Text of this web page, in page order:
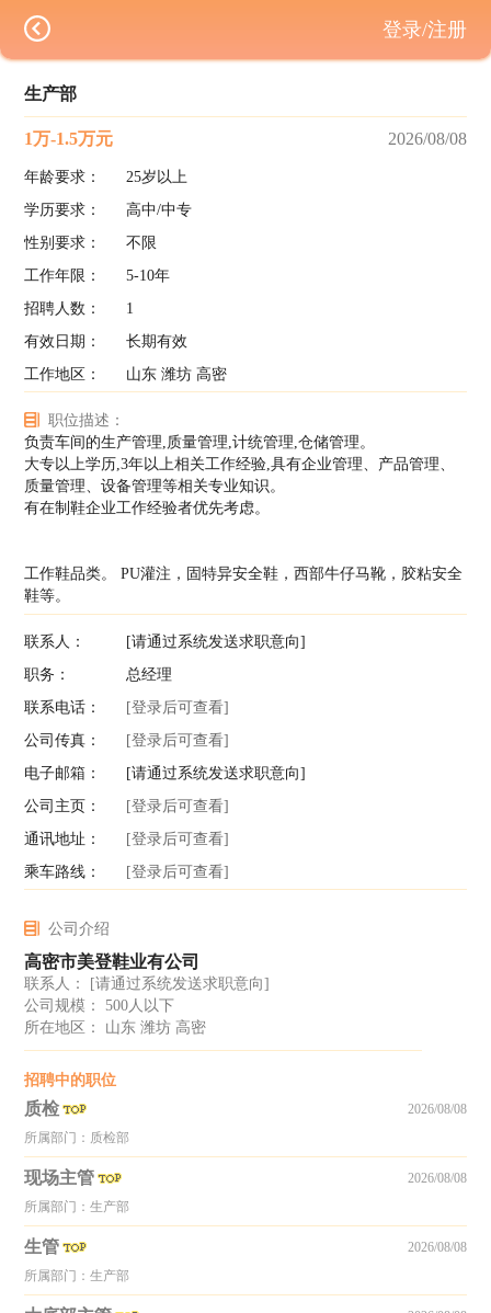
生产部
1万-1.5万元 2026/08/08
年龄要求：
25岁以上
学历要求：
高中/中专
性别要求：
不限
工作年限：
5-10年
招聘人数：
1
有效日期：
长期有效
工作地区：
山东 潍坊 高密
职位描述：
负责车间的生产管理,质量管理,计统管理,仓储管理。
大专以上学历,3年以上相关工作经验,具有企业管理、产品管理、
质量管理、设备管理等相关专业知识。
有在制鞋企业工作经验者优先考虑。
工作鞋品类。 PU灌注，固特异安全鞋，西部牛仔马靴，胶粘安全
鞋等。
联系人：
[请通过系统发送求职意向]
职务：
总经理
联系电话：
[登录后可查看]
公司传真：
[登录后可查看]
电子邮箱：
[请通过系统发送求职意向]
公司主页：
[登录后可查看]
通讯地址：
[登录后可查看]
乘车路线：
[登录后可查看]
公司介绍
高密市美登鞋业有公司
联系人：
[请通过系统发送求职意向]
公司规模： 500人以下
所在地区： 山东 潍坊 高密
招聘中的职位
质检
所属部门：质检部
2026/08/08
现场主管
所属部门：生产部
2026/08/08
生管
所属部门：生产部
2026/08/08
登录/注册